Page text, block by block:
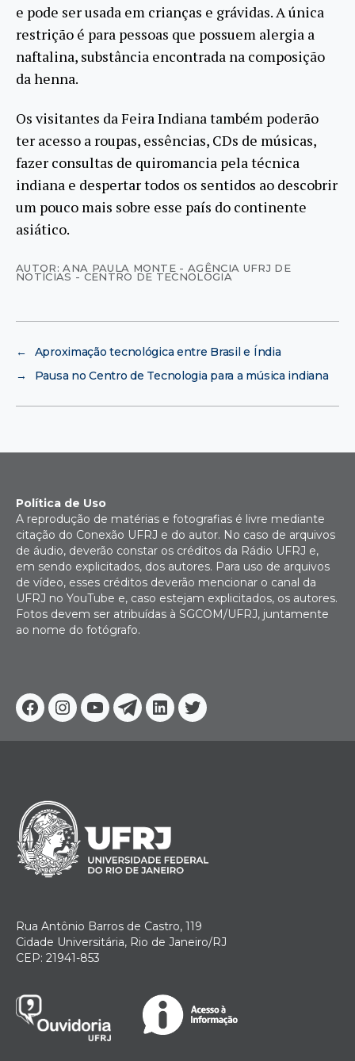
e pode ser usada em crianças e grávidas. A única
restrição é para pessoas que possuem alergia a
naftalina, substância encontrada na composição
da henna.
Os visitantes da Feira Indiana também poderão
ter acesso a roupas, essências, CDs de músicas,
fazer consultas de quiromancia pela técnica
indiana e despertar todos os sentidos ao descobrir
um pouco mais sobre esse país do continente
asiático.
AUTOR: ANA PAULA MONTE - AGÊNCIA UFRJ DE
NOTÍCIAS - CENTRO DE TECNOLOGIA
←
Aproximação tecnológica entre Brasil e Índia
→
Pausa no Centro de Tecnologia para a música indiana
Facebook
Instagram
YoutubeTelegram
Linkedin
Twitter
Política de Uso
A reprodução de matérias e fotografias é livre mediante
citação do Conexão UFRJ e do autor. No caso de arquivos
de áudio, deverão constar os créditos da Rádio UFRJ e,
em sendo explicitados, dos autores. Para uso de arquivos
de vídeo, esses créditos deverão mencionar o canal da
UFRJ no YouTube e, caso estejam explicitados, os autores.
Fotos devem ser atribuídas à SGCOM/UFRJ, juntamente
ao nome do fotógrafo.
Rua Antônio Barros de Castro, 119
Cidade Universitária, Rio de Janeiro/RJ
CEP: 21941-853